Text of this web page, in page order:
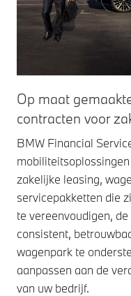
Op maat
contracten voor
BMW Financial
zakelijke leasing,
servicepakketten die
te vereenvoudigen,
consistent,
wagenpark te
aanpassen aan de
van uw bedrijf.